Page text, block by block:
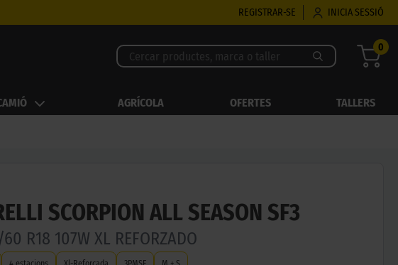
REGISTRAR-SE INICIA SESSIÓ
0
AGRÍCOLA OFERTES TALLERS
SCORPION ALL SEASON SF3
R18 107W XL REFORZADO